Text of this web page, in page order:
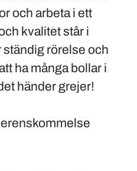
och arbeta i ett
kvalitet står i
rörelse och
ha många bollar i
händer grejer!